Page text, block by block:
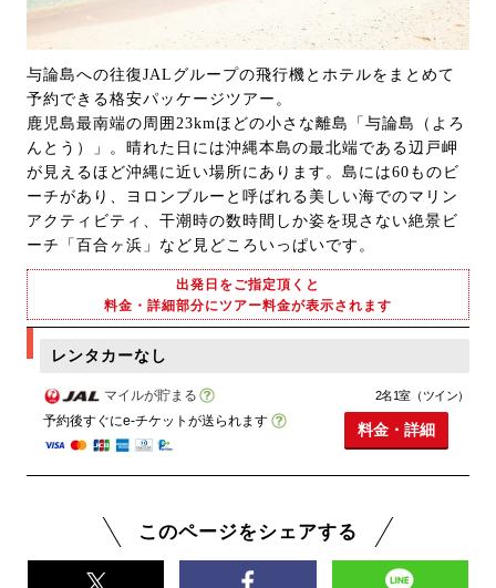
与論島への往復JALグループの飛行機とホテルをまとめて
予約できる格安パッケージツアー。
鹿児島最南端の周囲23kmほどの小さな離島「与論島（よろ
んとう）」。晴れた日には沖縄本島の最北端である辺戸岬
が見えるほど沖縄に近い場所にあります。島には60ものビ
ーチがあり、ヨロンブルーと呼ばれる美しい海でのマリン
アクティビティ、干潮時の数時間しか姿を現さない絶景ビ
ーチ「百合ヶ浜」など見どころいっぱいです。
出発日をご指定頂くと
料金・詳細部分にツアー料金が表示されます
レンタカーなし
マイルが貯まる
予約後すぐにe-チケットが送られます
2名1室（ツイン）
料金・詳細
このページをシェアする